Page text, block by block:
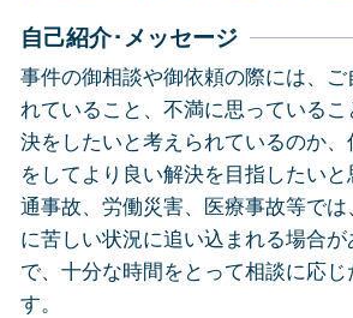
自己紹介･メッセージ
事件の御相談や御依頼の際には、ご
れていること、不満に思っている
決をしたいと考えられているのか
をしてより良い解決を目指したい
通事故、労働災害、医療事故等では
に苦しい状況に追い込まれる場合
で、十分な時間をとって相談に応じ
す。